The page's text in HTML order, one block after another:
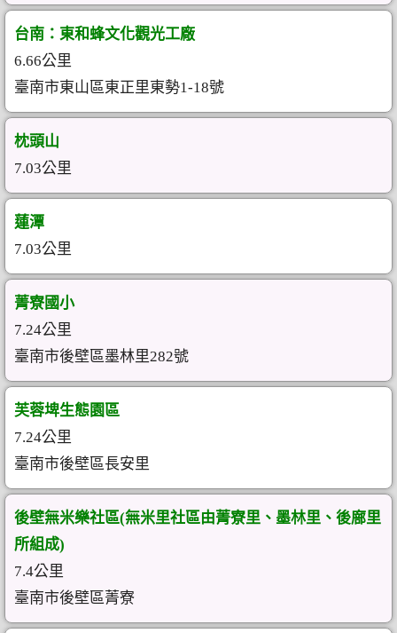
台南：東和蜂文化觀光工廠
6.66公里
臺南市東山區東正里東勢1-18號
枕頭山
7.03公里
蓮潭
7.03公里
菁寮國小
7.24公里
臺南市後壁區墨林里282號
芙蓉埤生態園區
7.24公里
臺南市後壁區長安里
後壁無米樂社區(無米里社區由菁寮里、墨林里、後廍里
所組成)
7.4公里
臺南市後壁區菁寮